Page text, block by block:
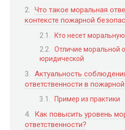
Что такое моральная
контексте пожарной
Кто несет
Отличие моральной
юридической
Актуальность
ответственности в
Пример из практики
Как повысить уровень
ответственности?